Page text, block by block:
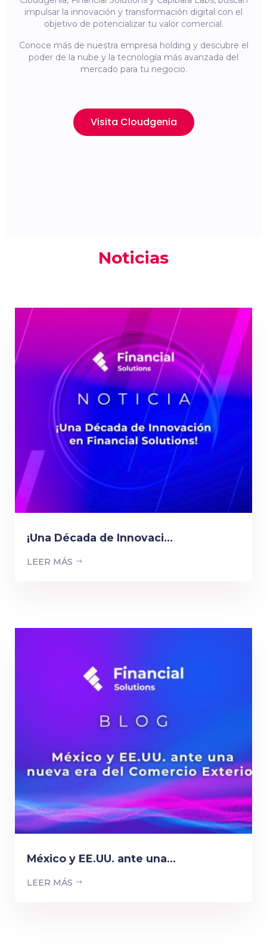
impulsar la innovación y transformación digital con el
objetivo de potencializar tu valor comercial.
Conoce más de nuestra empresa holding y descubre el
poder de la nube y la tecnología más avanzada del
mercado para tu negocio.
Visita Cloudgenia
Noticias
¡Una Década de Innovaci...
LEER MÁS
México y EE.UU. ante una...
LEER MÁS